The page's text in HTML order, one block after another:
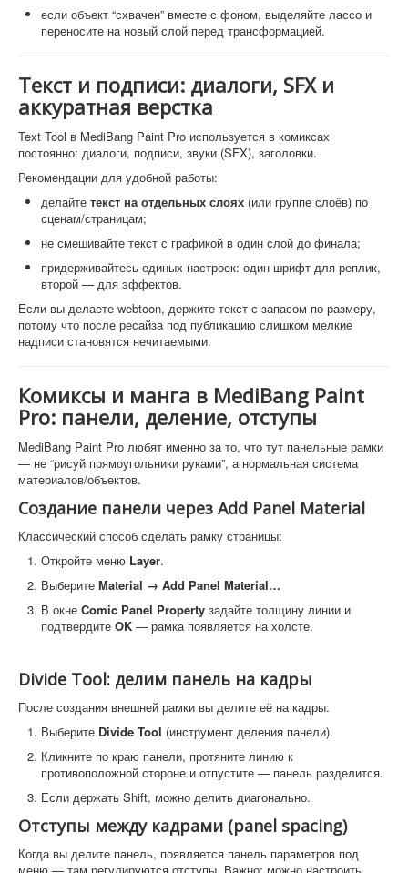
если объект “схвачен” вместе с фоном, выделяйте лассо и
переносите на новый слой перед трансформацией.
Текст и подписи: диалоги, SFX и
аккуратная верстка
Text Tool в MediBang Paint Pro используется в комиксах
постоянно: диалоги, подписи, звуки (SFX), заголовки.
Рекомендации для удобной работы:
делайте текст на отдельных слоях (или группе слоёв) по
сценам/страницам;
не смешивайте текст с графикой в один слой до финала;
придерживайтесь единых настроек: один шрифт для реплик,
второй — для эффектов.
Если вы делаете webtoon, держите текст с запасом по размеру,
потому что после ресайза под публикацию слишком мелкие
надписи становятся нечитаемыми.
Комиксы и манга в MediBang Paint
Pro: панели, деление, отступы
MediBang Paint Pro любят именно за то, что тут панельные рамки
— не “рисуй прямоугольники руками”, а нормальная система
материалов/объектов.
Создание панели через Add Panel Material
Классический способ сделать рамку страницы:
Откройте меню Layer.
Выберите Material → Add Panel Material…
В окне Comic Panel Property задайте толщину линии и
подтвердите OK — рамка появляется на холсте.
Divide Tool: делим панель на кадры
После создания внешней рамки вы делите её на кадры:
Выберите Divide Tool (инструмент деления панели).
Кликните по краю панели, протяните линию к
противоположной стороне и отпустите — панель разделится.
Если держать Shift, можно делить диагонально.
Отступы между кадрами (panel spacing)
Когда вы делите панель, появляется панель параметров под